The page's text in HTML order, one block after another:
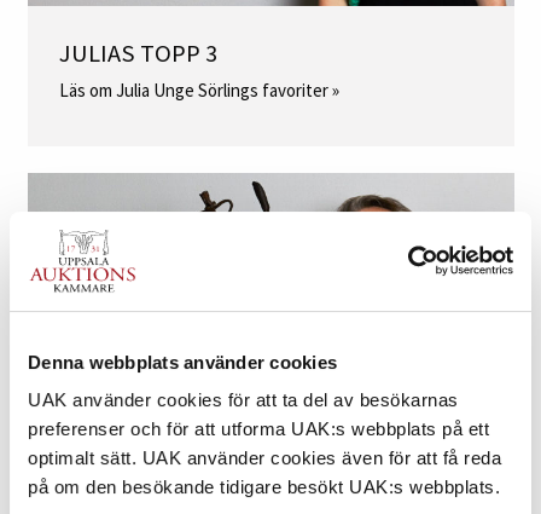
Denna webbplats använder cookies
UAK använder cookies för att ta del av besökarnas
preferenser och för att utforma UAK:s webbplats på ett
optimalt sätt. UAK använder cookies även för att få reda
på om den besökande tidigare besökt UAK:s webbplats.
JULIAS TOPP 3
Läs om Julia Unge Sörlings favoriter »